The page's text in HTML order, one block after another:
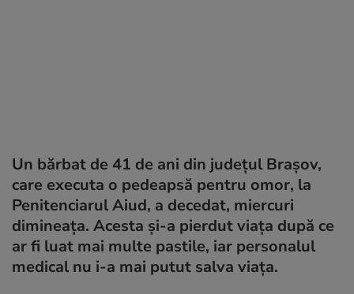
Un bărbat de 41 de ani din judeţul Braşov,
care executa o pedeapsă pentru omor, la
Penitenciarul Aiud, a decedat, miercuri
dimineaţa. Acesta şi-a pierdut viaţa după ce
ar fi luat mai multe pastile, iar personalul
medical nu i-a mai putut salva viaţa.